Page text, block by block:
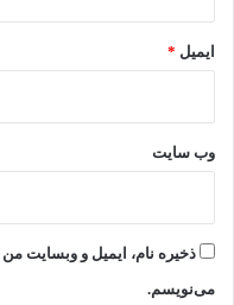
ایمیل *
وب‌ سایت
ذخیره نام، ایمیل و وبسایت
می‌نویسم.